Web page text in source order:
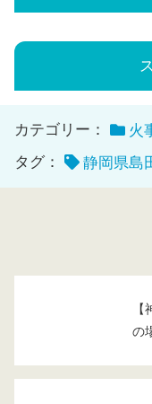
カテゴリー：
火
タグ：
静岡県島
の